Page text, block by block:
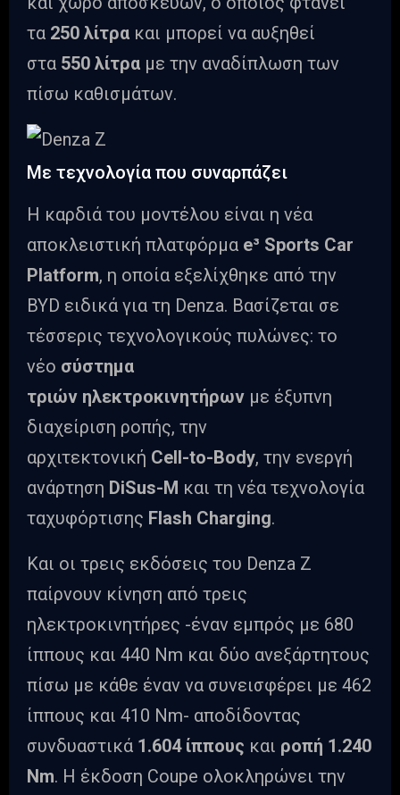
τα 250 λίτρα και μπορεί να αυξηθεί
στα 550 λίτρα με την αναδίπλωση των
πίσω καθισμάτων.
Με τεχνολογία που συναρπάζει
Η καρδιά του μοντέλου είναι η νέα
αποκλειστική πλατφόρμα e³ Sports Car
Platform, η οποία εξελίχθηκε από την
BYD ειδικά για τη Denza. Βασίζεται σε
τέσσερις τεχνολογικούς πυλώνες: το
νέο σύστημα
τριών ηλεκτροκινητήρων με έξυπνη
διαχείριση ροπής, την
αρχιτεκτονική Cell-to-Body, την ενεργή
ανάρτηση DiSus-M και τη νέα τεχνολογία
ταχυφόρτισης Flash Charging.
Και οι τρεις εκδόσεις του Denza Z
παίρνουν κίνηση από τρεις
ηλεκτροκινητήρες -έναν εμπρός με 680
ίππους και 440 Nm και δύο ανεξάρτητους
πίσω με κάθε έναν να συνεισφέρει με 462
ίππους και 410 Nm- αποδίδοντας
συνδυαστικά 1.604 ίππους και ροπή 1.240
Nm. Η έκδοση Coupe ολοκληρώνει την